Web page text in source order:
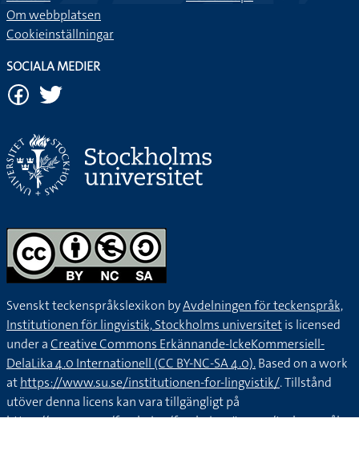
Om webbplatsen
Cookieinställningar
SOCIALA MEDIER
Svenskt teckenspråkslexikon byAvdelningen för teckenspråk,
Institutionen för lingvistik, Stockholms universitetis licensed
under aCreative Commons Erkännande-IckeKommersiell-
DelaLika 4.0 Internationell (CC BY-NC-SA 4.0).Based on a work
athttps://www.su.se/institutionen-for-lingvistik/. Tillstånd
utöver denna licens kan vara tillgängligt på
https://www.su.se/forskning/forskningsämnen/teckenspråk.